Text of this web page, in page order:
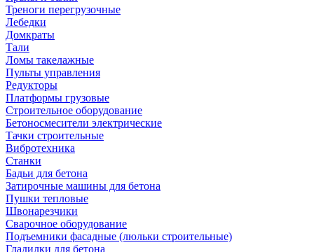
Треноги перегрузочные
Лебедки
Домкраты
Тали
Ломы такелажные
Пульты управления
Редукторы
Платформы грузовые
Строительное оборудование
Бетоносмесители электрические
Тачки строительные
Вибротехника
Станки
Бадьи для бетона
Затирочные машины для бетона
Пушки тепловые
Швонарезчики
Сварочное оборудование
Подъемники фасадные (люльки строительные)
Гладилки для бетона